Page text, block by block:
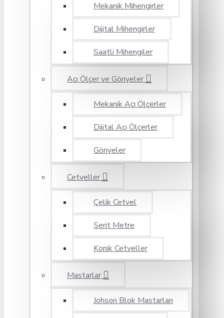
Mekanik Mihengirler
Dijital Mihengirler
Saatli Mihengiler
Açı Ölçer ve Gönyeler
Mekanik Açı Ölçerler
Dijital Açı Ölçerler
Gönyeler
Cetveller
Çelik Cetvel
Şerit Metre
Konik Cetveller
Mastarlar
Johson Blok Mastarları